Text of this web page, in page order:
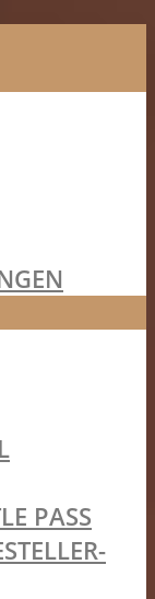
PASS